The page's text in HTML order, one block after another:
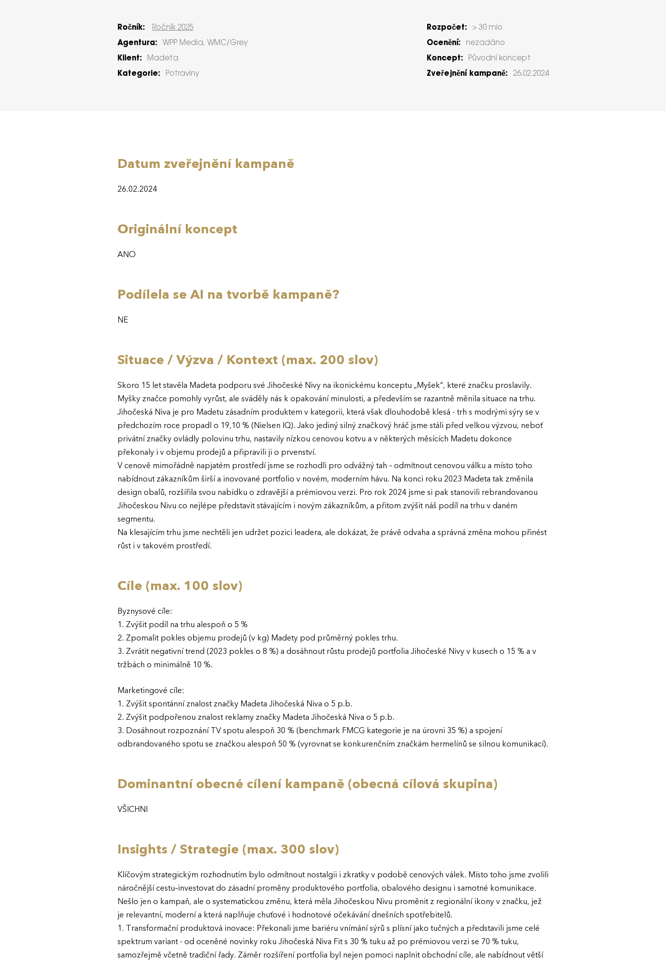
Ročník: Ročník 2025
Agentura: WPP Media, WMC/Grey
Klient: Madeta
Kategorie: Potraviny
Rozpočet: > 30 mio
Ocenění: nezadáno
Koncept: Původní koncept
Zveřejnění kampaně: 26.02.2024
Datum zveřejnění kampaně
26.02.2024
Originální koncept
ANO
Podílela se AI na tvorbě kampaně?
NE
Situace / Výzva / Kontext (max. 200 slov)
Skoro 15 let stavěla Madeta podporu své Jihočeské Nivy na ikonickému konceptu „Myšek“, které značku proslavily.
Myšky značce pomohly vyrůst, ale sváděly nás k opakování minulosti, a především se razantně měnila situace na trhu.
Jihočeská Niva je pro Madetu zásadním produktem v kategorii, která však dlouhodobě klesá - trh s modrými sýry se v
předchozím roce propadl o 19,10 % (Nielsen IQ). Jako jediný silný značkový hráč jsme stáli před velkou výzvou, neboť
privátní značky ovládly polovinu trhu, nastavily nízkou cenovou kotvu a v některých měsících Madetu dokonce
překonaly i v objemu prodejů a připravili ji o prvenství.
V cenově mimořádně napjatém prostředí jsme se rozhodli pro odvážný tah – odmítnout cenovou válku a místo toho
nabídnout zákazníkům širší a inovované portfolio v novém, moderním hávu. Na konci roku 2023 Madeta tak změnila
design obalů, rozšířila svou nabídku o zdravější a prémiovou verzi. Pro rok 2024 jsme si pak stanovili rebrandovanou
Jihočeskou Nivu co nejlépe představit stávajícím i novým zákazníkům, a přitom zvýšit náš podíl na trhu v daném
segmentu.
Na klesajícím trhu jsme nechtěli jen udržet pozici leadera, ale dokázat, že právě odvaha a správná změna mohou přinést
růst i v takovém prostředí.
Cíle (max. 100 slov)
Byznysové cíle:
1. Zvýšit podíl na trhu alespoň o 5 %
2. Zpomalit pokles objemu prodejů (v kg) Madety pod průměrný pokles trhu.
3. Zvrátit negativní trend (2023 pokles o 8 %) a dosáhnout růstu prodejů portfolia Jihočeské Nivy v kusech o 15 % a v
tržbách o minimálně 10 %.
Marketingové cíle:
1. Zvýšit spontánní znalost značky Madeta Jihočeská Niva o 5 p.b.
2. Zvýšit podpořenou znalost reklamy značky Madeta Jihočeská Niva o 5 p.b.
3. Dosáhnout rozpoznání TV spotu alespoň 30 % (benchmark FMCG kategorie je na úrovni 35 %) a spojení
odbrandovaného spotu se značkou alespoň 50 % (vyrovnat se konkurenčním značkám hermelínů se silnou komunikací).
Dominantní obecné cílení kampaně (obecná cílová skupina)
VŠICHNI
Insights / Strategie (max. 300 slov)
Klíčovým strategickým rozhodnutím bylo odmítnout nostalgii i zkratky v podobě cenových válek. Místo toho jsme zvolili
náročnější cestu–investovat do zásadní proměny produktového portfolia, obalového designu i samotné komunikace.
Nešlo jen o kampaň, ale o systematickou změnu, která měla Jihočeskou Nivu proměnit z regionální ikony v značku, jež
je relevantní, moderní a která naplňuje chuťové i hodnotové očekávání dnešních spotřebitelů.
1. Transformační produktová inovace: Překonali jsme bariéru vnímání sýrů s plísní jako tučných a představili jsme celé
spektrum variant - od oceněné novinky roku Jihočeská Niva Fit s 30 % tuku až po prémiovou verzi se 70 % tuku,
samozřejmě včetně tradiční řady. Záměr rozšíření portfolia byl nejen pomoci naplnit obchodní cíle, ale nabídnout větší